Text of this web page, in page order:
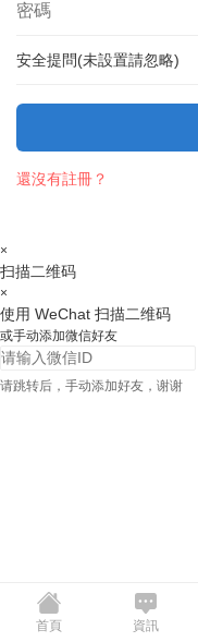
安全提問(未設置請忽略)
還沒有註冊？
×
扫描二维码
×
使用 WeChat 扫描二维码
或手动添加微信好友
请跳转后，手动添加好友，谢谢
首頁 資訊